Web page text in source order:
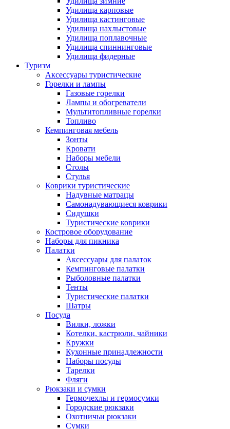
Удилища карповые
Удилища кастинговые
Удилища нахлыстовые
Удилища поплавочные
Удилища спиннинговые
Удилища фидерные
Туризм
Аксессуары туристические
Горелки и лампы
Газовые горелки
Лампы и обогреватели
Мультитопливные горелки
Топливо
Кемпинговая мебель
Зонты
Кровати
Наборы мебели
Столы
Стулья
Коврики туристические
Надувные матрацы
Самонадувающиеся коврики
Сидушки
Туристические коврики
Костровое оборудование
Наборы для пикника
Палатки
Аксессуары для палаток
Кемпинговые палатки
Рыболовные палатки
Тенты
Туристические палатки
Шатры
Посуда
Вилки, ложки
Котелки, кастрюли, чайники
Кружки
Кухонные принадлежности
Наборы посуды
Тарелки
Фляги
Рюкзаки и сумки
Гермочехлы и гермосумки
Городские рюкзаки
Охотничьи рюкзаки
Сумки